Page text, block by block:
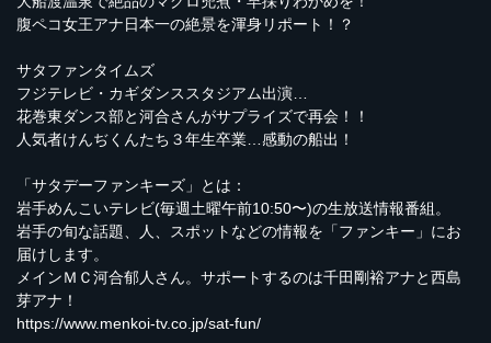
腹ペコ女王アナ日本一の絶景を渾身リポート！？
サタファンタイムズ
フジテレビ・カギダンススタジアム出演…
花巻東ダンス部と河合さんがサプライズで再会！！
人気者けんぢくんたち３年生卒業…感動の船出！
「サタデーファンキーズ」とは：
岩手めんこいテレビ(毎週土曜午前10:50〜)の生放送情報番組。
岩手の旬な話題、人、スポットなどの情報を「ファンキー」にお
届けします。
メインＭＣ河合郁人さん。サポートするのは千田剛裕アナと西島
芽アナ！
https://www.menkoi-tv.co.jp/sat-fun/